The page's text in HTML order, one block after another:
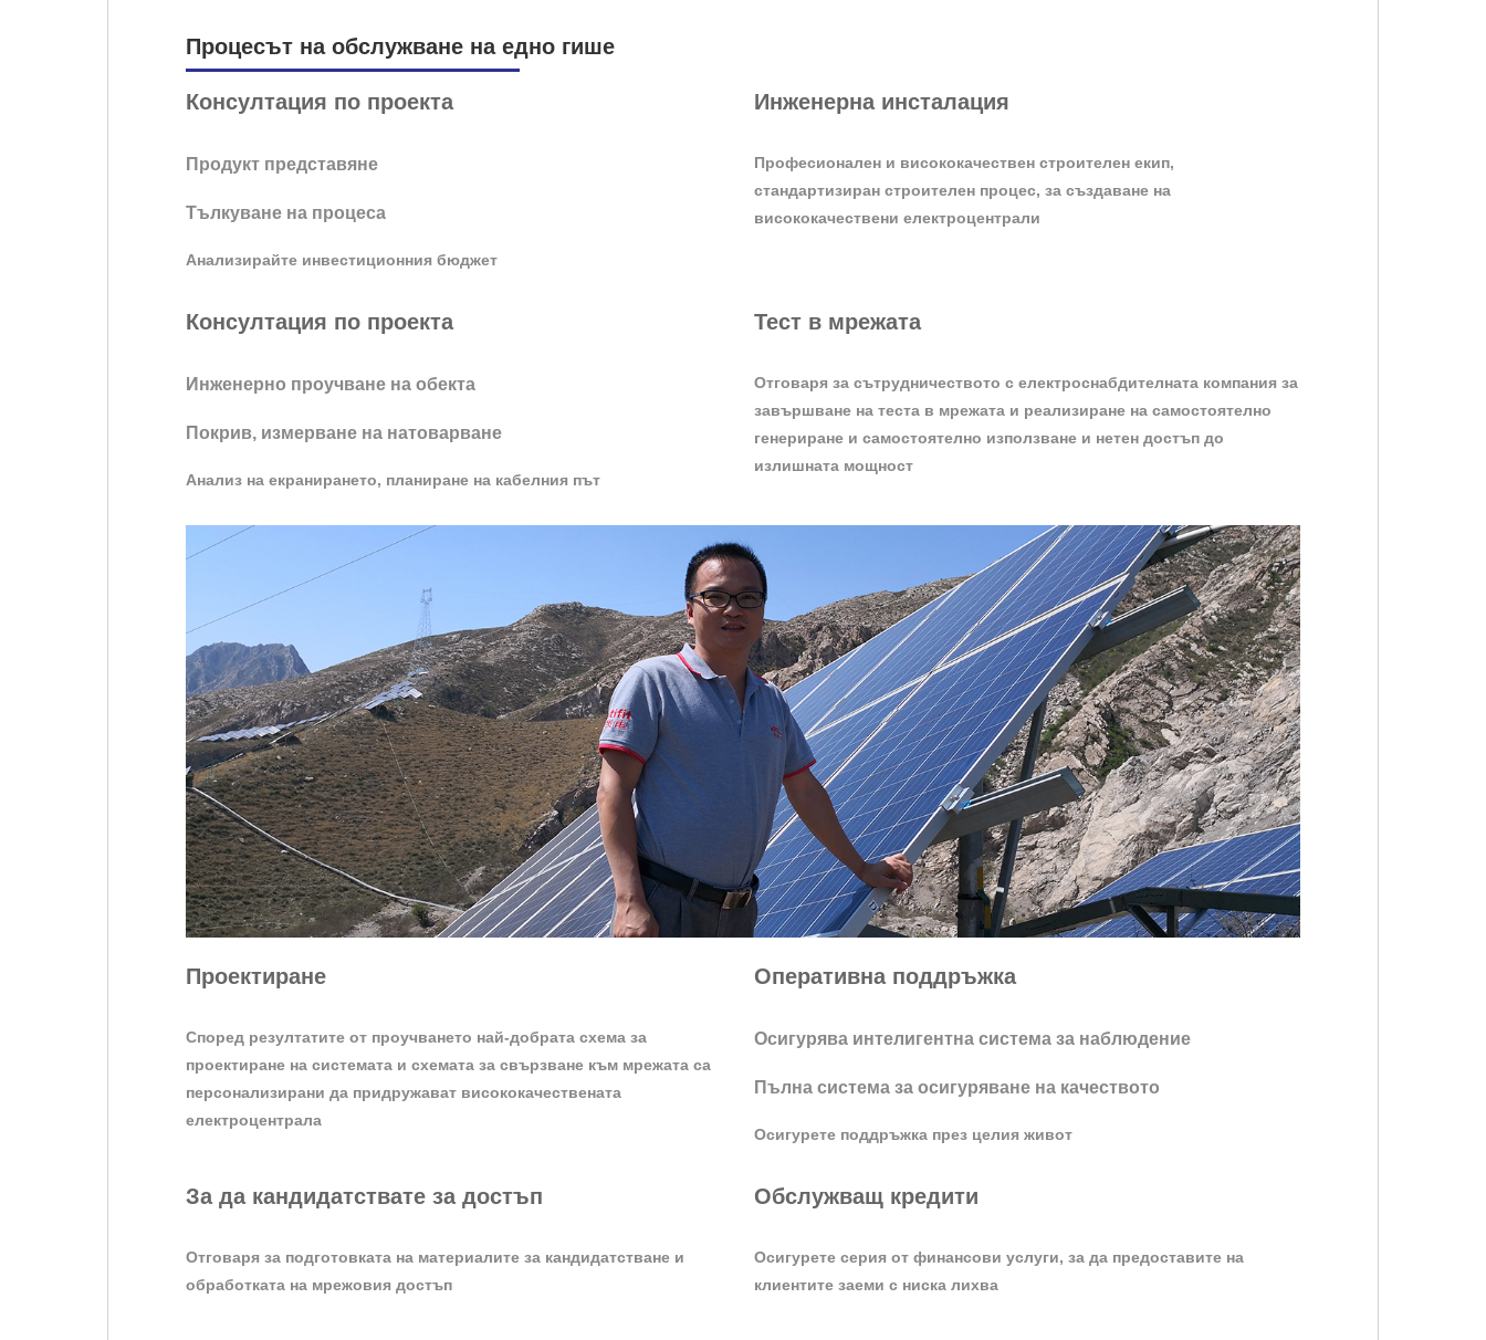
Процесът на обслужване на едно гише
Консултация по проекта
Продукт представяне
Тълкуване на процеса
Анализирайте инвестиционния бюджет
Инженерна инсталация
Професионален и висококачествен строителен екип,
стандартизиран строителен процес, за създаване на
висококачествени електроцентрали
Консултация по проекта
Инженерно проучване на обекта
Покрив, измерване на натоварване
Анализ на екранирането, планиране на кабелния път
Тест в мрежата
Отговаря за сътрудничеството с електроснабдителната компания за
завършване на теста в мрежата и реализиране на самостоятелно
генериране и самостоятелно използване и нетен достъп до
излишната мощност
Проектиране
Според резултатите от проучването най-добрата схема за
проектиране на системата и схемата за свързване към мрежата са
персонализирани да придружават висококачествената
електроцентрала
Оперативна поддръжка
Осигурява интелигентна система за наблюдение
Пълна система за осигуряване на качеството
Осигурете поддръжка през целия живот
За да кандидатствате за достъп
Отговаря за подготовката на материалите за кандидатстване и
обработката на мрежовия достъп
Обслужващ кредити
Осигурете серия от финансови услуги, за да предоставите на
клиентите заеми с ниска лихва